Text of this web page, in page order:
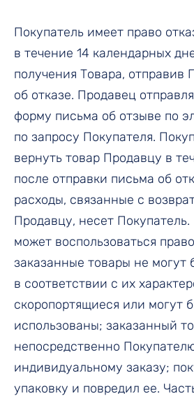
Покупатель имеет право
в течение 14 календарных
получения Товара, отправив
об отказе. Продавец
форму письма об отзыве по
по запросу Покупателя.
вернуть товар Продавцу в
после отправки письма об
расходы, связанные с
Продавцу, несет
может воспользоваться
заказанные товары не могут
в соответствии с их
скоропортящиеся или могут
использованы; заказанный
непосредственно
индивидуальному заказу;
упаковку и повредил ее.